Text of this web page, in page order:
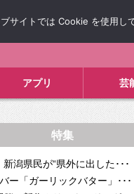
アプリ 芸
特集
潟県民が“県外に出した･･･
ー「ガーリックバター」･･･
サイトでは Cookie を使用